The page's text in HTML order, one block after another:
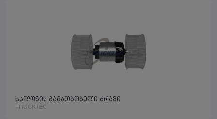
სალონის გამათბობელი ძრავი
TRUCKTEC